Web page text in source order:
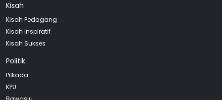
Kisah
Kisah Pedagang
Kisah Inspiratif
Kisah Sukses
Politik
Pilkada
KPU